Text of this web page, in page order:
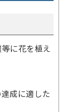
に花を植え
成に適した